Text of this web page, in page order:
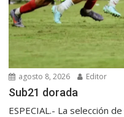
agosto 8, 2026 Editor
Sub21 dorada
ESPECIAL.- La selección